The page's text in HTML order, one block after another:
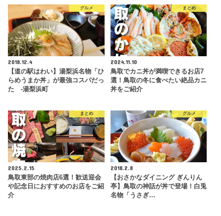
グルメ
2018.12.4
【道の駅はわい】湯梨浜名物「ひ
らめうまか丼」が最強コスパだっ
た -湯梨浜町
まとめ
2024.11.10
鳥取でカニ丼が満喫できるお店7
選！鳥取の冬に食べたい絶品カニ
丼をご紹介
まとめ
2025.2.15
鳥取東部の焼肉店6選！歓送迎会
や記念日におすすめのお店をご紹
介
グルメ
2018.2.8
【おさかなダイニング ぎんりん
亭】鳥取の神話が丼で登場！白兎
名物「うさぎ…